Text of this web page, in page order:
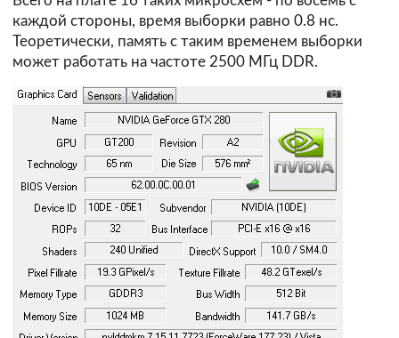
каждой стороны, время выборки равно 0.8 нс.
Теоретически, память с таким временем выборки
может работать на частоте 2500 МГц DDR.